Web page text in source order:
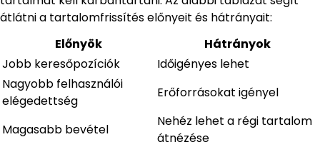
átlátni a tartalomfrissítés előnyeit és hátrányait:
Előnyök
Hátrányok
Jobb keresőpozíciók
Időigényes lehet
Nagyobb felhasználói
elégedettség
Erőforrásokat igényel
Magasabb bevétel
Nehéz lehet a régi tartalom
átnézése